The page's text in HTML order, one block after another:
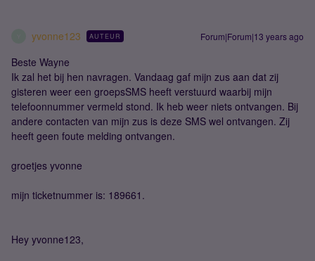
yvonne123 AUTEUR Forum|Forum|13 years ago
Beste Wayne
Ik zal het bij hen navragen. Vandaag gaf mijn zus aan dat zij
gisteren weer een groepsSMS heeft verstuurd waarbij mijn
telefoonnummer vermeld stond. Ik heb weer niets ontvangen. Bij
andere contacten van mijn zus is deze SMS wel ontvangen. Zij
heeft geen foute melding ontvangen.
groetjes yvonne
mijn ticketnummer is: 189661.
Hey yvonne123,